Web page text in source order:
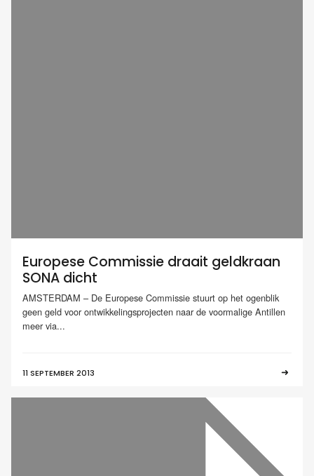
Europese Commissie draait geldkraan
SONA dicht
AMSTERDAM – De Europese Commissie stuurt op het ogenblik
geen geld voor ontwikkelingsprojecten naar de voormalige Antillen
meer via...
11 SEPTEMBER 2013